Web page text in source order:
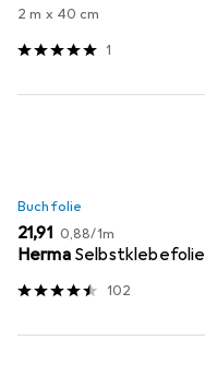
2 m x 40 cm
1
Buchfolie
EUR
21,91 EUR
0,88/1m
Herma Selbstklebefolie
102